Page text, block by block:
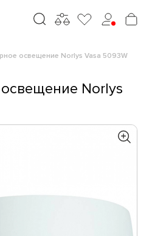
освещение Norlys Vasa 5093W
Norlys